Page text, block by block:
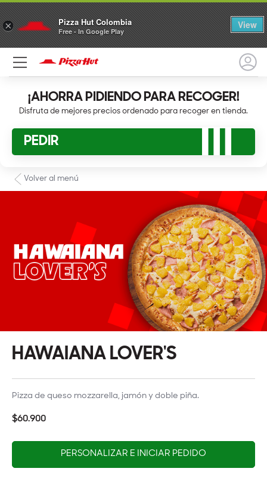
× Pizza Hut Colombia
Free - In Google Play
View
¡AHORRA PIDIENDO PARA RECOGER!
Disfruta de mejores precios ordenado para recoger en tienda.
PEDIR
Volver al menú
HAWAIANA LOVER'S
Pizza de queso mozzarella, jamón y doble piña.
$60.900
PERSONALIZAR E INICIAR PEDIDO